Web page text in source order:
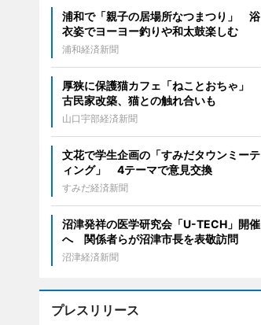
浦和で「親子の居場所なつまつり」 浴
衣姿でヨーヨー釣りや和太鼓楽しむ
浦和経済新聞
厚狭に保護猫カフェ「ねことおちゃ」
古民家改築、猫との触れ合いも
山口宇部経済新聞
文花で学生企画の「すみだタウンミーテ
ィング」 4テーマで意見交換
すみだ経済新聞
沼津発祥の医学研究会「U-TECH」開催
へ 関係者らが沼津市長を表敬訪問
沼津経済新聞
プレスリリース